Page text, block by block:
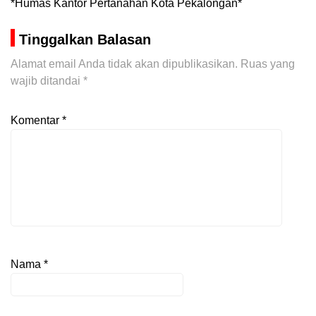
*Humas Kantor Pertanahan Kota Pekalongan*
Tinggalkan Balasan
Alamat email Anda tidak akan dipublikasikan. Ruas yang
wajib ditandai *
Komentar *
Nama *